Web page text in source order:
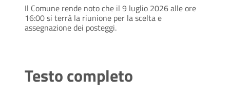
Il Comune rende noto che il 9 luglio 2026 alle ore
16:00 si terrà la riunione per la scelta e
assegnazione dei posteggi.
Testo completo